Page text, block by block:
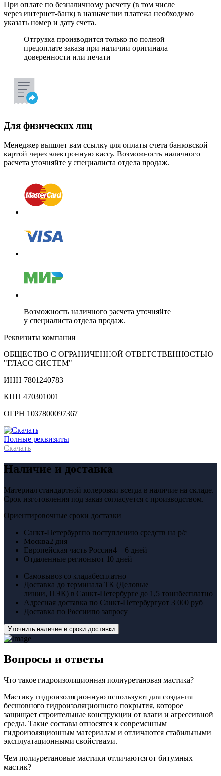
При оплате по безналичному расчету (в том числе
через интернет-банк) в назначении платежа необходимо
указать номер и дату счета.
Отгрузка производится только по полной
предоплате заказа при наличии оригинала
доверенности или печати
Для физических лиц
Менеджер вышлет вам ссылку для оплаты счета банковской
картой через электронную кассу. Возможность наличного
расчета уточняйте у специалиста отдела продаж.
Возможность наличного расчета уточняйте
у специалиста отдела продаж.
Реквизиты компании
ОБЩЕСТВО С ОГРАНИЧЕННОЙ ОТВЕТСТВЕННОСТЬЮ
"ГЛАСС СИСТЕМ"
ИНН 7801240783
КПП 470301001
ОГРН 1037800097367
Полные реквизиты
Скачать
Наличие и доставка
Материал стандартной колеровки всегда в наличие на складе.
Срок изготовления под заказ согласуется с производством.
Ориентировочные сроки доставки
Санкт-Петербургпо поступлению средств на р/с
Москва2 дня
Европейская часть России4 – 6 дней
Отдаленные регионыот 10 дней
Самовывоз со кладабесплатно
Доставка до терминала ТК (Деловые
линии, ПЭК) в Санкт-Петербурге до 1,5 тоннбесплатно
Адресная доставка по Санкт-Петербургуот 3 000 руб
Доставка по Россиипо запросу
Уточнить наличие и сроки доставки
Вопросы и ответы
Что такое гидроизоляционная полиуретановая мастика?
Мастику гидроизоляционную используют для создания
бесшовного гидроизоляционного покрытия, которое
защищает строительные конструкции от влаги и агрессивной
среды. Такие составы относятся к современным
гидроизоляционным материалам и отличаются стабильными
эксплуатационными свойствами.
Чем полиуретановые мастики отличаются от битумных
мастик?